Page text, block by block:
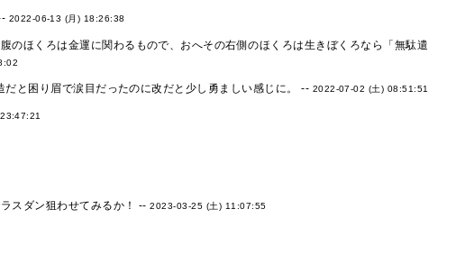
2022-06-13 (月) 18:26:38
ほくろは金運に関わるもので、おへその右側のほくろは生きぼくろなら「無駄遣
と困り眉で涙目だったのに改だと少し勇ましい感じに。 -- 2022-07-02 (土) 08:51:51
スダン狙わせてみるか！ --2023-03-25 (土) 11:07:55